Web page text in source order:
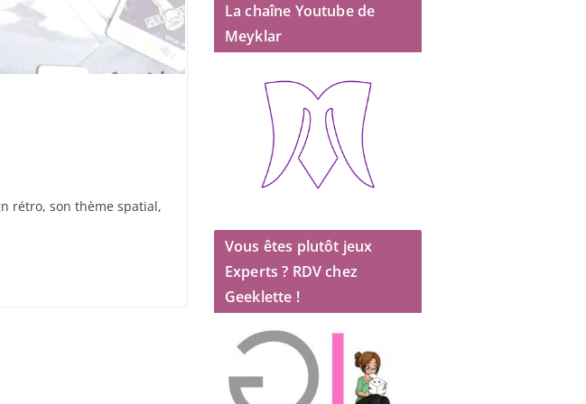
rétro, son thème spatial,
La chaîne Youtube de
Meyklar
Vous êtes plutôt jeux
Experts ? RDV chez
Geeklette !